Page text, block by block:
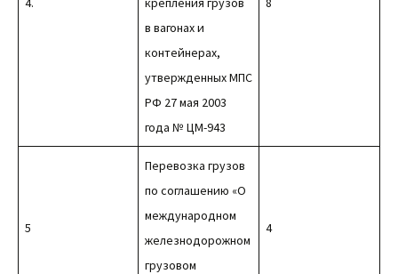
в вагонах и
контейнерах,
утвержденных МПС
РФ 27 мая 2003
года № ЦМ-943
5
Перевозка грузов
по соглашению «О
международном
железнодорожном
грузовом
4